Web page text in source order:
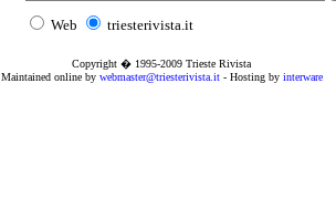
Web triesterivista.it
Copyright � 1995-2009 Trieste Rivista
Maintained online by webmaster@triesterivista.it- Hosting by interware